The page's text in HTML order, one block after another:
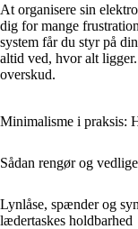
At organisere sin
dig for mange
system får du styr på
altid ved, hvor alt
overskud.
Minimalisme i praksis:
Sådan rengør og
Lynlåse, spænder og
lædertaskes holdbarhed